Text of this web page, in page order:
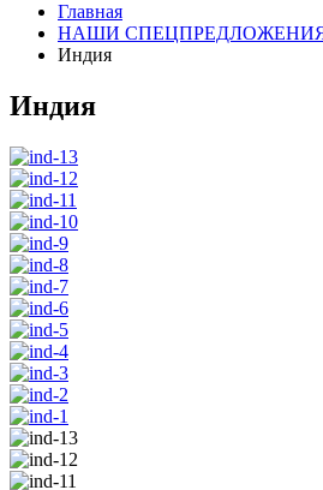
Главная
НАШИ
Индия
Индия